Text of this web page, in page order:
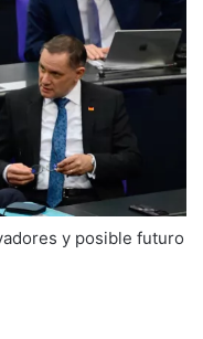
y posible futuro